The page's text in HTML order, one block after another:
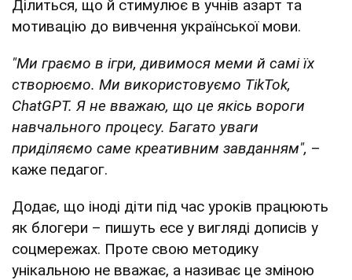
Ділиться, що й стимулює в учнів азарт та
мотивацію до вивчення української мови.
"Ми граємо в ігри, дивимося меми й самі їх
створюємо. Ми використовуємо TikTok,
ChatGPT. Я не вважаю, що це якісь вороги
навчального процесу. Багато уваги
приділяємо саме креативним завданням", –
каже педагог.
Додає, що іноді діти під час уроків працюють
як блогери – пишуть есе у вигляді дописів у
соцмережах. Проте свою методику
унікальною не вважає, а називає це зміною